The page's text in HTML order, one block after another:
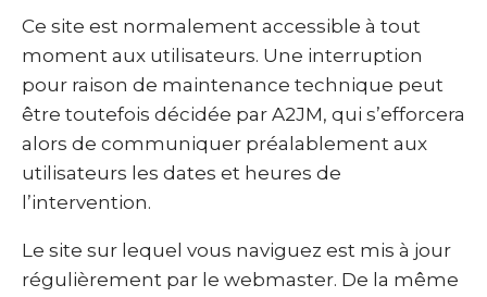
Ce site est normalement accessible à tout
moment aux utilisateurs. Une interruption
pour raison de maintenance technique peut
être toutefois décidée par A2JM, qui s’efforcera
alors de communiquer préalablement aux
utilisateurs les dates et heures de
l’intervention.
Le site sur lequel vous naviguez est mis à jour
régulièrement par le webmaster. De la même